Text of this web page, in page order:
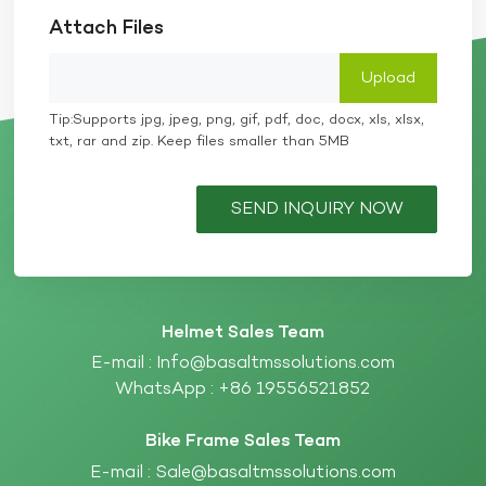
motociclista, Basalt MS Solutions offre caschi moto
su misura opzioni per garantire che ogni ciclista
riceva il casco più adatto. Utilizzando materiali
compositi e tecnologie di produzione avanzati,
forniamo ai clienti prodotti per caschi di alta qualità,
confortevoli e sicuri.
Attach Files
Tip:Supports jpg, jpeg, png, gif, pdf, doc, docx, xls, xlsx,
txt, rar and zip. Keep files smaller than 5MB
SEND INQUIRY NOW
Helmet Sales Team
E-mail : Info@basaltmssolutions.com
WhatsApp : +86 19556521852
Bike Frame Sales Team
E-mail : Sale@basaltmssolutions.com